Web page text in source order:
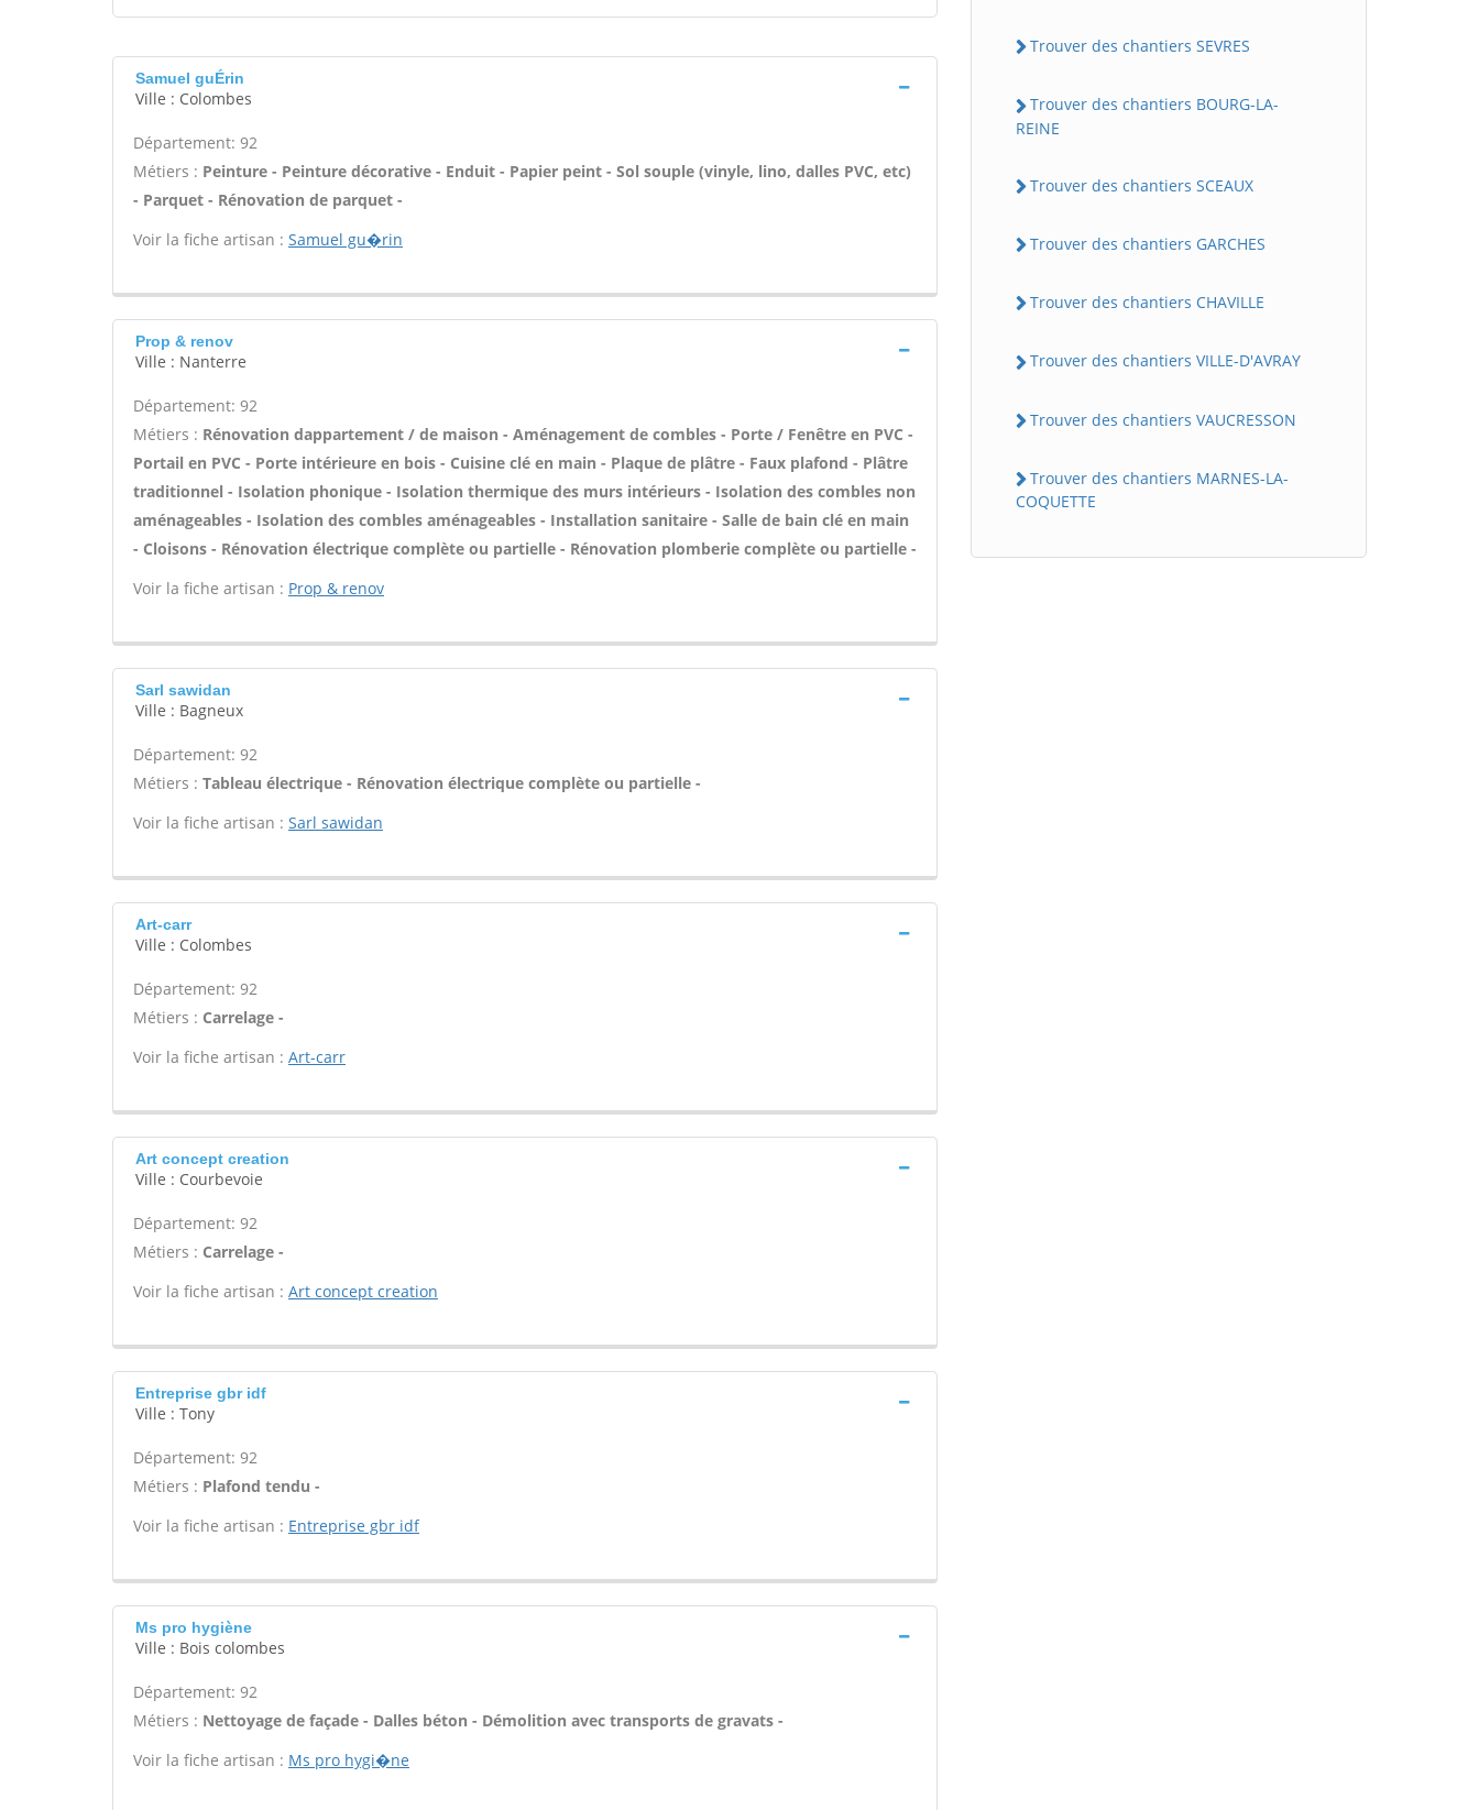
Samuel guÉrin
Ville : Colombes
Département: 92
Métiers : Peinture - Peinture décorative - Enduit - Papier peint - Sol souple (vinyle, lino, dalles PVC, etc)
- Parquet - Rénovation de parquet -
Voir la fiche artisan : Samuel gu�rin
Prop & renov
Ville : Nanterre
Département: 92
Métiers : Rénovation dappartement / de maison - Aménagement de combles - Porte / Fenêtre en PVC -
Portail en PVC - Porte intérieure en bois - Cuisine clé en main - Plaque de plâtre - Faux plafond - Plâtre
traditionnel - Isolation phonique - Isolation thermique des murs intérieurs - Isolation des combles non
aménageables - Isolation des combles aménageables - Installation sanitaire - Salle de bain clé en main
- Cloisons - Rénovation électrique complète ou partielle - Rénovation plomberie complète ou partielle -
Voir la fiche artisan : Prop & renov
Sarl sawidan
Ville : Bagneux
Département: 92
Métiers : Tableau électrique - Rénovation électrique complète ou partielle -
Voir la fiche artisan : Sarl sawidan
Art-carr
Ville : Colombes
Département: 92
Métiers : Carrelage -
Voir la fiche artisan : Art-carr
Art concept creation
Ville : Courbevoie
Département: 92
Métiers : Carrelage -
Voir la fiche artisan : Art concept creation
Entreprise gbr idf
Ville : Tony
Département: 92
Métiers : Plafond tendu -
Voir la fiche artisan : Entreprise gbr idf
Ms pro hygiène
Ville : Bois colombes
Département: 92
Métiers : Nettoyage de façade - Dalles béton - Démolition avec transports de gravats -
Voir la fiche artisan : Ms pro hygi�ne
Trouver des chantiers SEVRES
Trouver des chantiers BOURG-LA-
REINE
Trouver des chantiers SCEAUX
Trouver des chantiers GARCHES
Trouver des chantiers CHAVILLE
Trouver des chantiers VILLE-D'AVRAY
Trouver des chantiers VAUCRESSON
Trouver des chantiers MARNES-LA-
COQUETTE